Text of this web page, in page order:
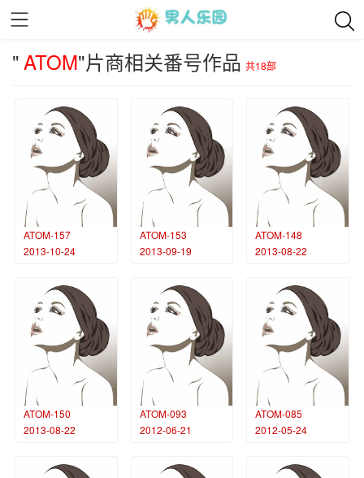
"ATOM"片商相关番号作品 共18部
ATOM-157
2013-10-24
ATOM-153
2013-09-19
ATOM-148
2013-08-22
ATOM-150
2013-08-22
ATOM-093
2012-06-21
ATOM-085
2012-05-24